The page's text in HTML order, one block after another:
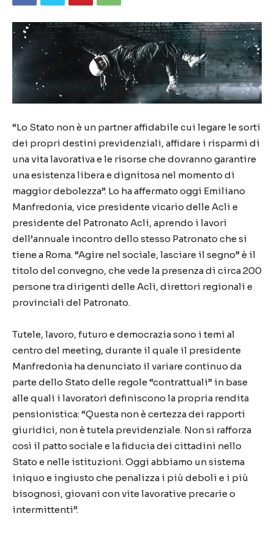
“Lo Stato non è un partner affidabile cui legare le sorti
dei propri destini previdenziali, affidare i risparmi di
una vita lavorativa e le risorse che dovranno garantire
una esistenza libera e dignitosa nel momento di
maggior debolezza”. Lo ha affermato oggi Emiliano
Manfredonia, vice presidente vicario delle Acli e
presidente del Patronato Acli, aprendo i lavori
dell’annuale incontro dello stesso Patronato che si
tiene a Roma. “Agire nel sociale, lasciare il segno” è il
titolo del convegno, che vede la presenza di circa 200
persone tra dirigenti delle Acli, direttori regionali e
provinciali del Patronato.
Tutele, lavoro, futuro e democrazia sono i temi al
centro del meeting, durante il quale il presidente
Manfredonia ha denunciato il variare continuo da
parte dello Stato delle regole “contrattuali” in base
alle quali i lavoratori definiscono la propria rendita
pensionistica: “Questa non è certezza dei rapporti
giuridici, non è tutela previdenziale. Non si rafforza
così il patto sociale e la fiducia dei cittadini nello
Stato e nelle istituzioni. Oggi abbiamo un sistema
iniquo e ingiusto che penalizza i più deboli e i più
bisognosi, giovani con vite lavorative precarie o
intermittenti”.